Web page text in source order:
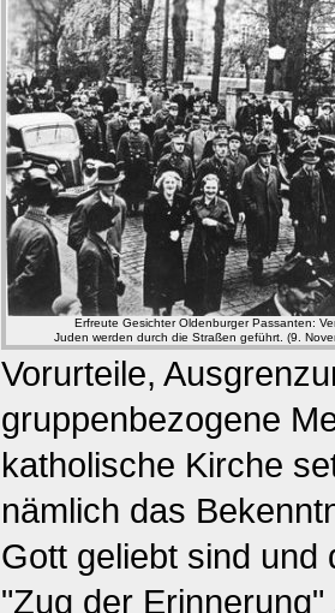
Erfreute Gesichter Oldenburger Passanten:
Juden werden durch die Straßen geführt. (9.
Vorurteile,
gruppenbezogene
katholische Kirche
nämlich das
Gott geliebt sind und
"Zug der